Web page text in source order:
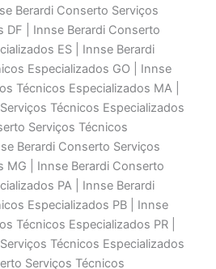
Berardi Conserto Serviços
DF | Innse Berardi Conserto
ES | Innse Berardi
Especializados GO | Innse
Técnicos Especializados MA |
Técnicos Especializados
Serviços Técnicos
Berardi Conserto Serviços
MG | Innse Berardi Conserto
PA | Innse Berardi
Especializados PB | Innse
Técnicos Especializados PR |
Técnicos Especializados
Serviços Técnicos